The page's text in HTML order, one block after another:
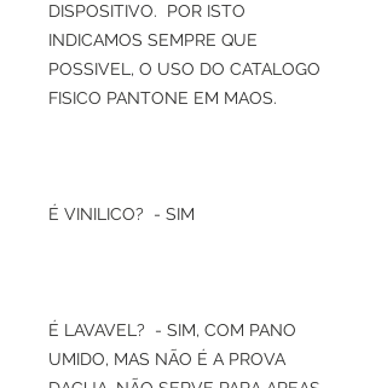
DISPOSITIVO. POR ISTO
INDICAMOS SEMPRE QUE
POSSIVEL, O USO DO CATALOGO
FISICO PANTONE EM MAOS.
É VINILICO? - SIM
É LAVAVEL? - SIM, COM PANO
UMIDO, MAS NÃO É A PROVA